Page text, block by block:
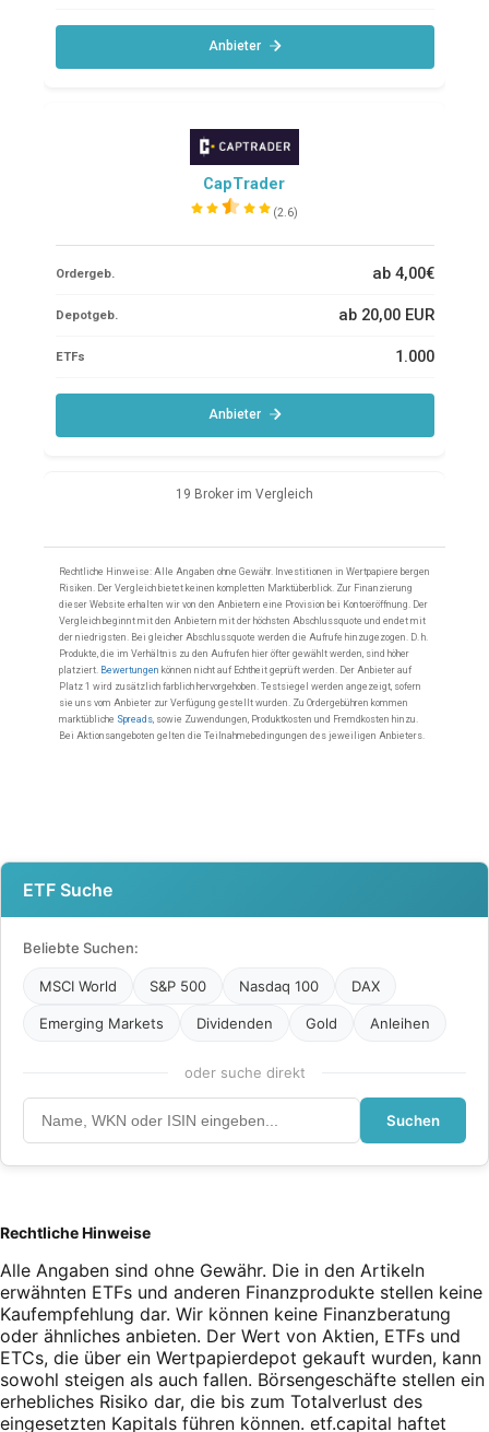
ETF Suche
Beliebte Suchen:
MSCI World S&P 500 Nasdaq 100 DAX
Emerging Markets Dividenden Gold Anleihen
oder suche direkt
Suchen
Rechtliche Hinweise
Alle Angaben sind ohne Gewähr. Die in den Artikeln
erwähnten ETFs und anderen Finanzprodukte stellen keine
Kaufempfehlung dar. Wir können keine Finanzberatung
oder ähnliches anbieten. Der Wert von Aktien, ETFs und
ETCs, die über ein Wertpapierdepot gekauft wurden, kann
sowohl steigen als auch fallen. Börsengeschäfte stellen ein
erhebliches Risiko dar, die bis zum Totalverlust des
eingesetzten Kapitals führen können. etf.capital haftet